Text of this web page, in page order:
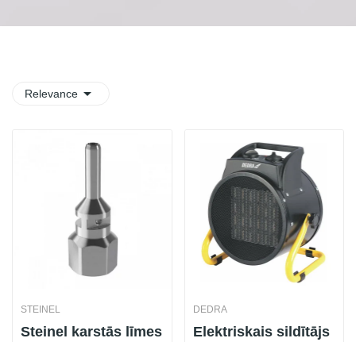
Relevance 
STEINEL
Steinel karstās līmes
DEDRA
Elektriskais sildītājs